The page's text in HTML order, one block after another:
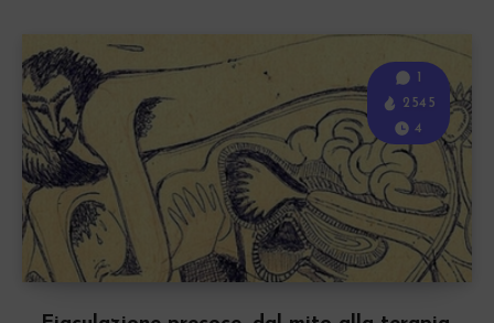
1
2545
4